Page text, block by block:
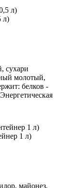
л)
сухари
молотый,
белков -
1 л)
майонез,